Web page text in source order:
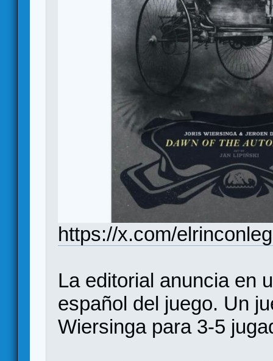
https://x.com/
La editorial anuncia en
español del juego. Un
Wiersinga para 3-5